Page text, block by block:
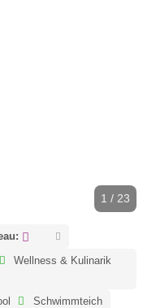
1 / 23
Wellness & Kulinarik
Schwimmteich